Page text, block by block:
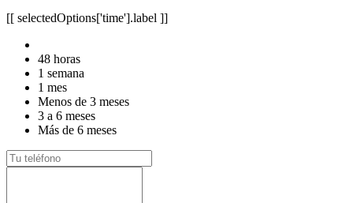
[[ selectedOptions['time'].label ]]
48 horas
1 semana
1 mes
Menos de 3 meses
3 a 6 meses
Más de 6 meses